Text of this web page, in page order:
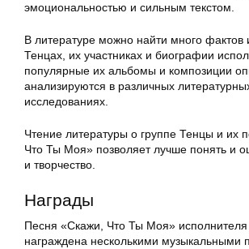
эмоциональностью и сильным текстом.
В литературе можно найти много фактов
Тенцах, их участниках и биографии
популярные их альбомы и композиции
анализируются в различных
исследованиях.
Чтение литературы о группе Тенцы и их
Что Ты Моя» позволяет лучше понять и
и творчество.
Награды
Песня «Скажи, Что Ты Моя»
награждена несколькими музыкальными